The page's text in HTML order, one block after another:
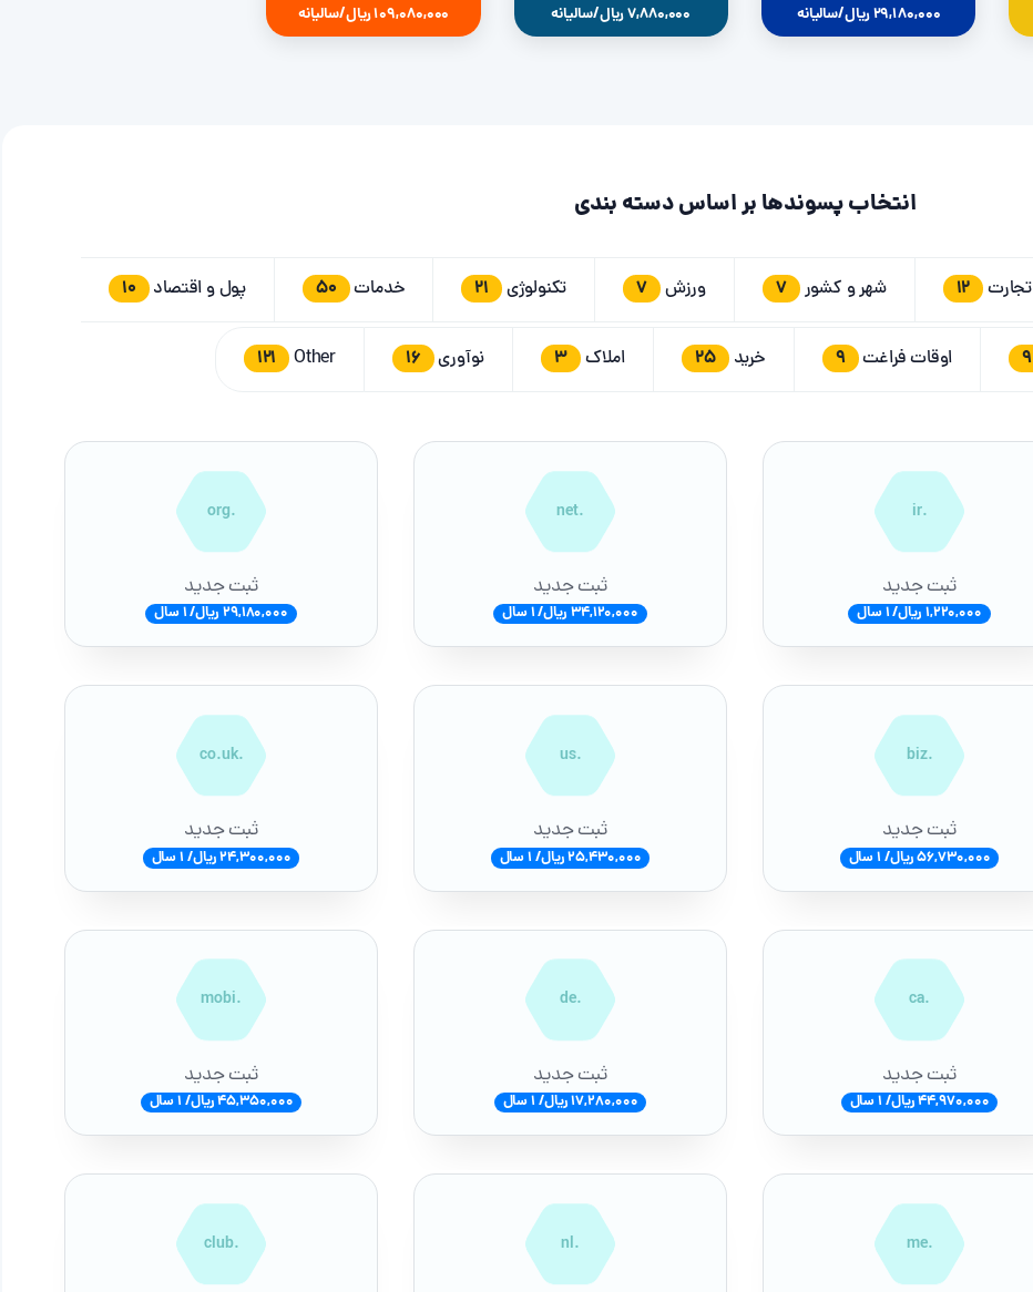
29,180,000 ریال/سالیانه 7,880,000 ریال/سالیانه 109,080,000 ریال/سالیانه
انتخاب پسوندها بر اساس دسته بندی
تجارت 12 شهر و کشور 7 ورزش 7 تکنولوژی 21 خدمات 50 پول و اقتصاد 10
9 اوقات فراغت 9 خرید 25 املاک 3 نوآوری 16
Other
121
.ir
ثبت جدید
1,220,000 ریال/ 1 سال
.net
ثبت جدید
34,120,000 ریال/ 1 سال
.org
ثبت جدید
29,180,000 ریال/ 1 سال
.biz
ثبت جدید
56,730,000 ریال/ 1 سال
.us
ثبت جدید
25,430,000 ریال/ 1 سال
.co.uk
ثبت جدید
24,300,000 ریال/ 1 سال
.ca
ثبت جدید
44,970,000 ریال/ 1 سال
.de
ثبت جدید
17,280,000 ریال/ 1 سال
.mobi
ثبت جدید
45,350,000 ریال/ 1 سال
.me
.nl
.club